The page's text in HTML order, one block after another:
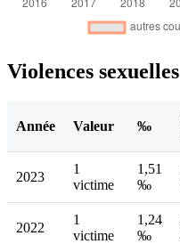
Violences sexuelles
Année Valeur ‰
2023
1
victime
1,51
‰
2022
1
victime
1,24
‰